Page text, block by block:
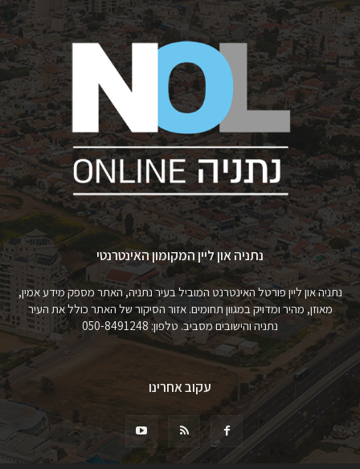
נתניה און ליין המקומון האינטרנטי
נתניה און ליין פורטל האינטרנט המוביל בעיר נתניה, האתר מספק מידע אמין,
מאוזן, מהיר ומדויק במגוון תחומים. אזור הסיקור של האתר כולל את העיר
נתניה והישובים מסביב. טלפון: 050-8491248
עקוב אחרינו